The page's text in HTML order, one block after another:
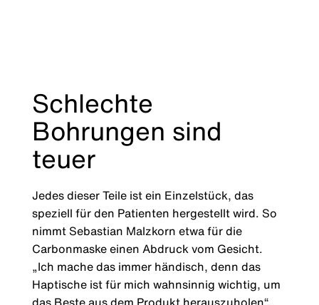
Schlechte
Bohrungen sind
teuer
Jedes dieser Teile ist ein Einzelstück, das
speziell für den Patienten hergestellt wird. So
nimmt Sebastian Malzkorn etwa für die
Carbonmaske einen Abdruck vom Gesicht.
„Ich mache das immer händisch, denn das
Haptische ist für mich wahnsinnig wichtig, um